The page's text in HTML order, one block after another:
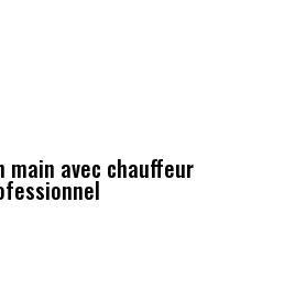
main avec chauffeur